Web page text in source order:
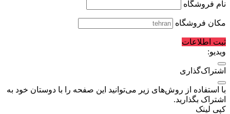
نام فروشگاه
مکان فروشگاه
ثبت اطلاعات
ویدیو:
اشتراک‌گذاری
با استفاده از روش‌های زیر می‌توانید این صفحه را با دوستان خود به
اشتراک بگذارید.
کپی لینک